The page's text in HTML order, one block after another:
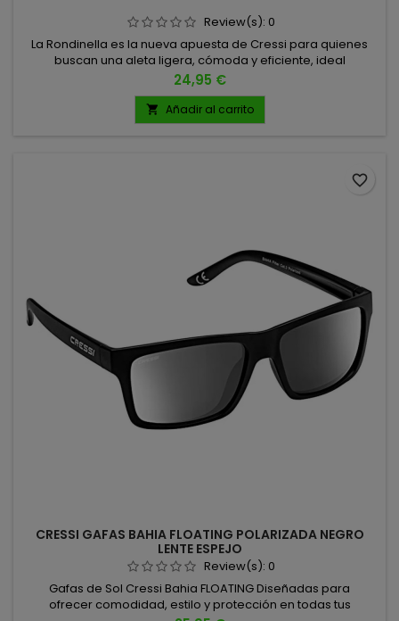
Review(s): 0
La Rondinella es la nueva apuesta de Cressi para quienes
buscan una aleta ligera, cómoda y eficiente, ideal
para snorkeling, natación con aletas o iniciación al buceo.
Fabricada con materiales de gama alta,
combina rendimiento técnico, confort y durabilidad a un
precio imbatible. TALLAS 41/42 43/44 45/46
Precio
24,95 €
 Añadir al carrito
CRESSI GAFAS BAHIA FLOATING POLARIZADA NEGRO
LENTE ESPEJO
Review(s): 0
Gafas de Sol Cressi Bahia FLOATING Diseñadas para
ofrecer comodidad, estilo y protección en todas tus
favorite_border